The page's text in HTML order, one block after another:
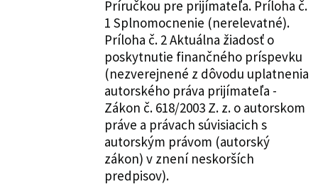
Príručkou pre prijímateľa. Príloha č.
1 Splnomocnenie (nerelevatné).
Príloha č. 2 Aktuálna žiadosť o
poskytnutie finančného príspevku
(nezverejnené z dôvodu uplatnenia
autorského práva prijímateľa -
Zákon č. 618/2003 Z. z. o autorskom
práve a právach súvisiacich s
autorským právom (autorský
zákon) v znení neskorších
predpisov).